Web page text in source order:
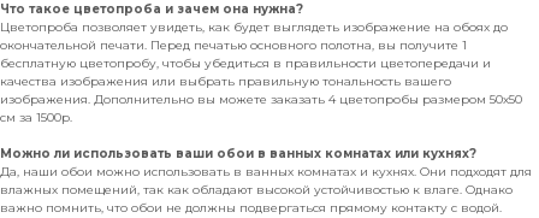
Что такое цветопроба и зачем она нужна?
Цветопроба позволяет увидеть, как будет выглядеть изображение на обоях до
окончательной печати. Перед печатью основного полотна, вы получите 1
бесплатную цветопробу, чтобы убедиться в правильности цветопередачи и
качества изображения или выбрать правильную тональность вашего
изображения. Дополнительно вы можете заказать 4 цветопробы размером 50х50
см за 1500р.
Можно ли использовать ваши обои в ванных комнатах или кухнях?
Да, наши обои можно использовать в ванных комнатах и кухнях. Они подходят для
влажных помещений, так как обладают высокой устойчивостью к влаге. Однако
важно помнить, что обои не должны подвергаться прямому контакту с водой.